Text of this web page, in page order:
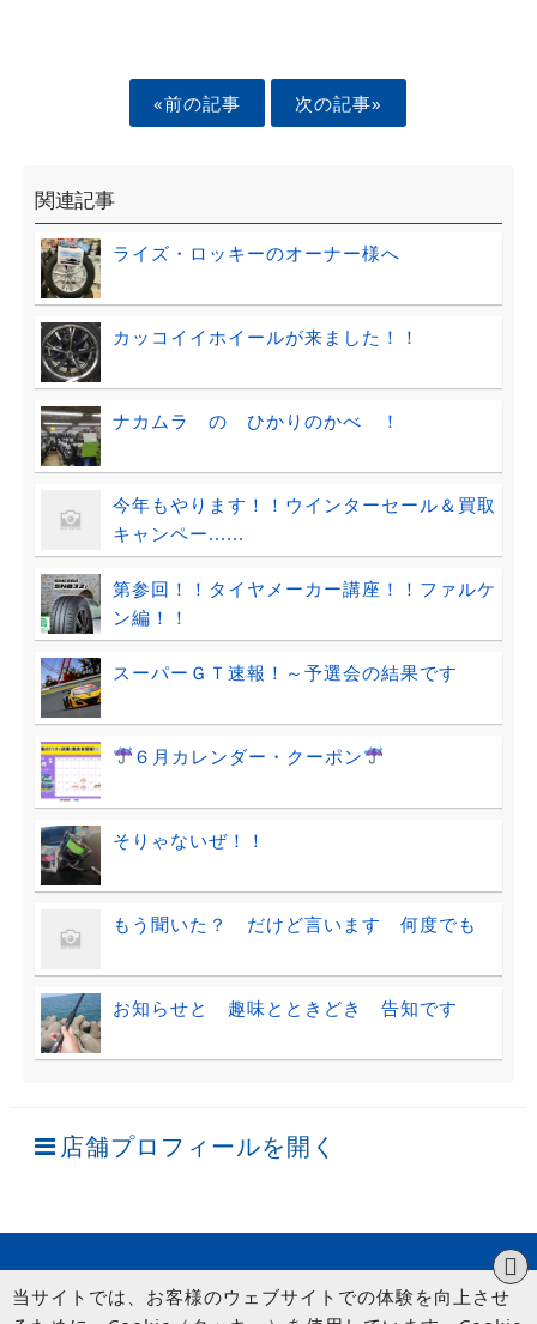
«前の記事 次の記事»
関連記事
ライズ・ロッキーのオーナー様へ
カッコイイホイールが来ました！！
ナカムラ の ひかりのかべ ！
今年もやります！！ウインターセール＆買取
キャンペー......
第参回！！タイヤメーカー講座！！ファルケ
ン編！！
スーパーＧＴ速報！～予選会の結果です
６月カレンダー・クーポン
そりゃないぜ！！
もう聞いた？ だけど言います 何度でも
お知らせと 趣味とときどき 告知です
店舗プロフィールを開く
当サイトでは、お客様のウェブサイトでの体験を向上させ